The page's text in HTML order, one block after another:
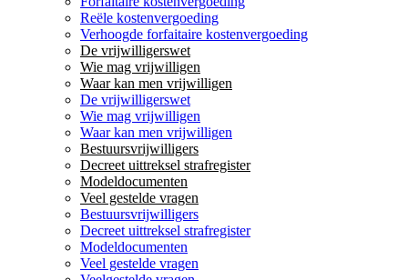
Reële kostenvergoeding
Verhoogde forfaitaire kostenvergoeding
De vrijwilligerswet
Wie mag vrijwilligen
Waar kan men vrijwilligen
De vrijwilligerswet
Wie mag vrijwilligen
Waar kan men vrijwilligen
Bestuursvrijwilligers
Decreet uittreksel strafregister
Modeldocumenten
Veel gestelde vragen
Bestuursvrijwilligers
Decreet uittreksel strafregister
Modeldocumenten
Veel gestelde vragen